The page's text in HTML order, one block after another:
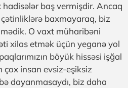
baş vermişdir. Ancaq
baxmayaraq, biz
O vaxt müharibəni
xilas etmək üçün yeganə yol
böyük hissəsi işğal
çox insan evsiz-eşiksiz
dayanmasaydı, biz daha